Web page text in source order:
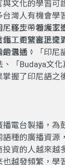
電台製播，為
種的廣播資源
資的人越來越
越發頻繁，學
文化的學習可
灣人有機會學
移工、看護工
工更緊密地交
溝通。
逐步帶領大家
，希望真正達
包括：「印尼
、「Budaya文化
握了印尼語之